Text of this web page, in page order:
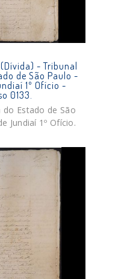
- Tribunal
de São Paulo -
1º Ofício -
0133.
do Estado de São
Jundiaí 1º Ofício.